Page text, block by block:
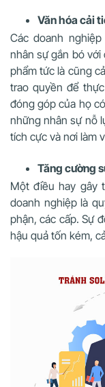
Văn hóa cải
Các doanh
nhân sự gắn bó với
phẩm tức là cũng
trao quyền để
đóng góp của họ
những nhân sự nỗ
tích cực và nơi làm
Tăng cường
Một điều hay gây
doanh nghiệp là
phận, các cấp. Sự
hậu quả tốn kém,